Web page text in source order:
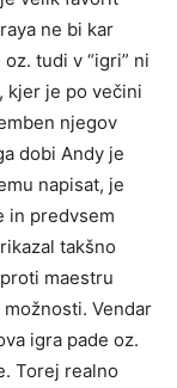
ne bi kar
tudi v “igri” ni
kjer je po večini
njegov
dobi Andy je
napisat, je
in predvsem
takšno
maestru
Vendar
igra pade oz.
Torej realno